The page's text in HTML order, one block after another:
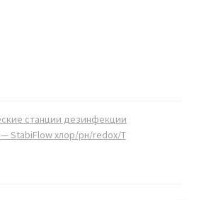
станции дезинфекции
StabiFlow хлор/рн/redox/T